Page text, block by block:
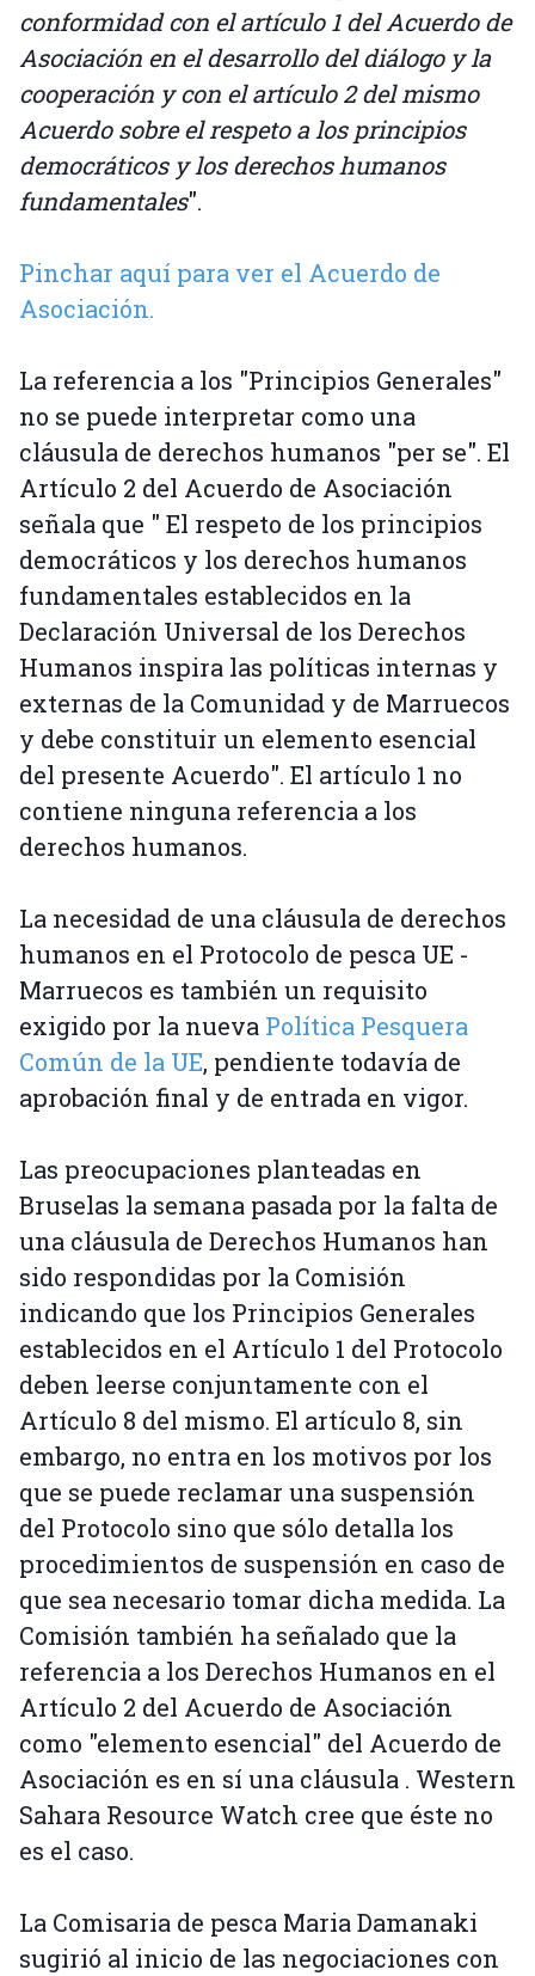
conformidad con el artículo 1 del Acuerdo de
Asociación en el desarrollo del diálogo y la
cooperación y con el artículo 2 del mismo
Acuerdo sobre el respeto a los principios
democráticos y los derechos humanos
fundamentales".
Pinchar aquí para ver el Acuerdo de
Asociación.
La referencia a los "Principios Generales"
no se puede interpretar como una
cláusula de derechos humanos "per se". El
Artículo 2 del Acuerdo de Asociación
señala que " El respeto de los principios
democráticos y los derechos humanos
fundamentales establecidos en la
Declaración Universal de los Derechos
Humanos inspira las políticas internas y
externas de la Comunidad y de Marruecos
y debe constituir un elemento esencial
del presente Acuerdo". El artículo 1 no
contiene ninguna referencia a los
derechos humanos.
La necesidad de una cláusula de derechos
humanos en el Protocolo de pesca UE -
Marruecos es también un requisito
exigido por la nueva Política Pesquera
Común de la UE, pendiente todavía de
aprobación final y de entrada en vigor.
Las preocupaciones planteadas en
Bruselas la semana pasada por la falta de
una cláusula de Derechos Humanos han
sido respondidas por la Comisión
indicando que los Principios Generales
establecidos en el Artículo 1 del Protocolo
deben leerse conjuntamente con el
Artículo 8 del mismo. El artículo 8, sin
embargo, no entra en los motivos por los
que se puede reclamar una suspensión
del Protocolo sino que sólo detalla los
procedimientos de suspensión en caso de
que sea necesario tomar dicha medida. La
Comisión también ha señalado que la
referencia a los Derechos Humanos en el
Artículo 2 del Acuerdo de Asociación
como "elemento esencial" del Acuerdo de
Asociación es en sí una cláusula . Western
Sahara Resource Watch cree que éste no
es el caso.
La Comisaria de pesca Maria Damanaki
sugirió al inicio de las negociaciones con